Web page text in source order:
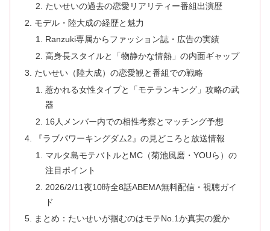
たいせいの過去の恋愛リアリティー番組出演歴
モデル・陸大成の経歴と魅力
Ranzuki専属からファッション誌・広告の実績
高身長スタイルと「物静かな情熱」の内面ギャップ
たいせい（陸大成）の恋愛観と番組での戦略
惹かれる女性タイプと「モテランキング」攻略の武
器
16人メンバー内での相性考察とマッチング予想
『ラブパワーキングダム2』の見どころと放送情報
マルタ島モテバトルとMC（菊池風磨・YOUら）の
注目ポイント
2026/2/11夜10時全8話ABEMA無料配信・視聴ガイ
ド
まとめ：たいせいが掴むのはモテNo.1か真実の愛か